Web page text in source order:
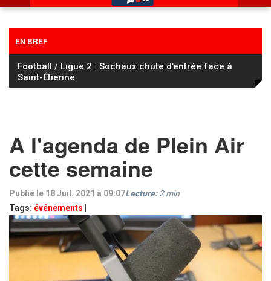
EN BREF
Tour de France Femmes : Vollering s’impose à Nice et
prend le maillot jaune
A l'agenda de Plein Air
cette semaine
Publié le 18 Juil. 2021 à 09:07
Tags: événements
Lecture: 2min